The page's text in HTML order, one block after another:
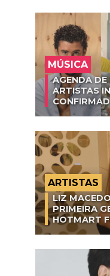
MÚSICA
AGENDA
ARTISTAS
ARTISTAS
LIZ
PRIMEIRA
HOTMART